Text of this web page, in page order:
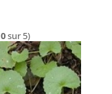
sur 5)